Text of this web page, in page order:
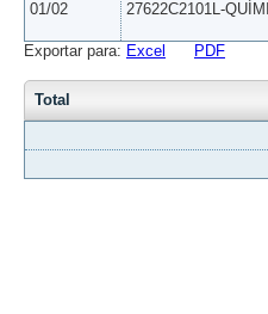
01/02 27622C2101L-
Exportar para: Excel PDF
Total